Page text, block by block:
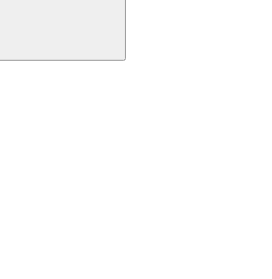
Buscar